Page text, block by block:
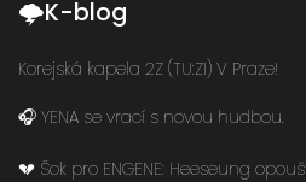
🌩K-blog
Korejská kapela 2Z (TU:ZI) V Praze!
🎧 YENA se vrací s novou hudbou.
💔 Šok pro ENGENE: Heeseung